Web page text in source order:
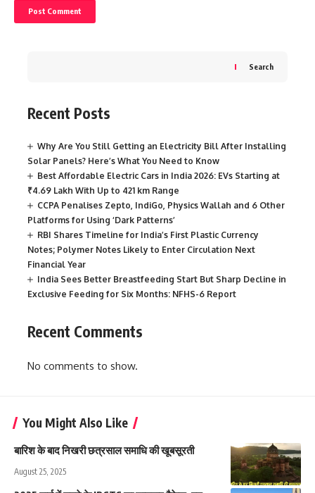
Search
Recent Posts
Why Are You Still Getting an Electricity Bill After Installing
Solar Panels? Here’s What You Need to Know
Best Affordable Electric Cars in India 2026: EVs Starting at
₹4.69 Lakh With Up to 421 km Range
CCPA Penalises Zepto, IndiGo, Physics Wallah and 6 Other
Platforms for Using ‘Dark Patterns’
RBI Shares Timeline for India’s First Plastic Currency
Notes; Polymer Notes Likely to Enter Circulation Next
Financial Year
India Sees Better Breastfeeding Start But Sharp Decline in
Exclusive Feeding for Six Months: NFHS-6 Report
Recent Comments
No comments to show.
You Might Also Like
बारिश के बाद निखरी छत्रसाल समाधि की खूबसूरती
August 25, 2025